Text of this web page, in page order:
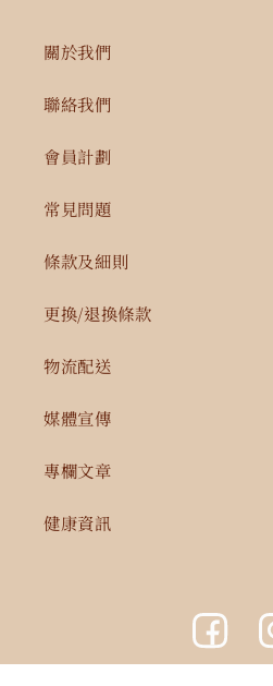
關於我們
聯絡我們
會員計劃
常見問題
條款及細則
更換/退換條款
物流配送
媒體宣傳
專欄文章
健康資訊
Facebook